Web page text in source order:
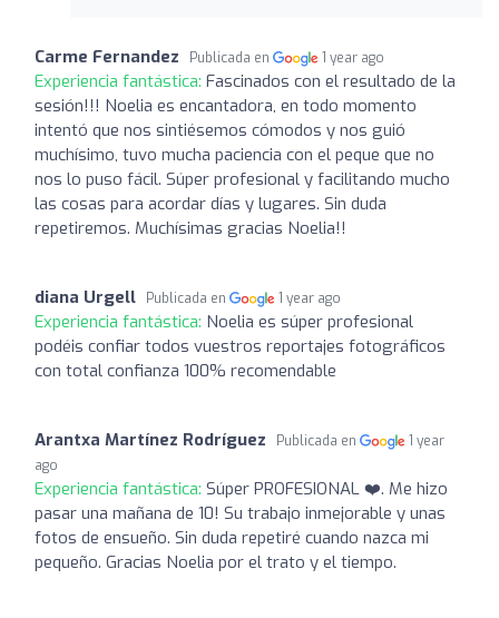
Carme Fernandez Publicada en 1 year ago
Experiencia fantástica: Fascinados con el resultado de la
sesión!!! Noelia es encantadora, en todo momento
intentó que nos sintiésemos cómodos y nos guió
muchísimo, tuvo mucha paciencia con el peque que no
nos lo puso fácil. Súper profesional y facilitando mucho
las cosas para acordar días y lugares. Sin duda
repetiremos. Muchísimas gracias Noelia!!
diana Urgell Publicada en 1 year ago
Experiencia fantástica: Noelia es súper profesional
podéis confiar todos vuestros reportajes fotográficos
con total confianza 100% recomendable
Arantxa Martínez Rodríguez Publicada en
1 year
ago
Experiencia fantástica: Súper PROFESIONAL ❤️. Me hizo
pasar una mañana de 10! Su trabajo inmejorable y unas
fotos de ensueño. Sin duda repetiré cuando nazca mi
pequeño. Gracias Noelia por el trato y el tiempo.